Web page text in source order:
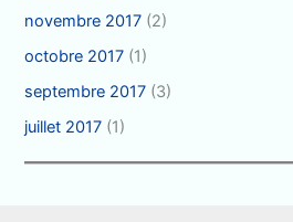
novembre 2017 (2)
octobre 2017 (1)
septembre 2017 (3)
juillet 2017 (1)